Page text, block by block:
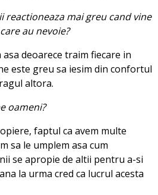
reactioneaza mai greu cand vine
au nevoie?
deoarece traim fiecare in
este greu sa iesim din confortul
altora.
oameni?
faptul ca avem multe
sa le umplem asa cum
se apropie de altii pentru a-si
la urma cred ca lucrul acesta